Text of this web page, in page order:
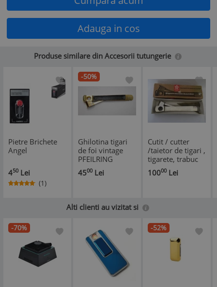
Adauga in cos
Produse similare din Accesorii tutungerie
Pietre Brichete
Angel
450 Lei
(1)
-50%
Ghilotina tigari
de foi vintage
PFEILRING
Solingen 5650
DBP(1103)
4500 Lei
Cutit / cutter
/taietor de tigari ,
tigarete, trabuc
Solingen Pfeilring
Germany
10000 Lei
Alti clienti au vizitat si
-70% -52%